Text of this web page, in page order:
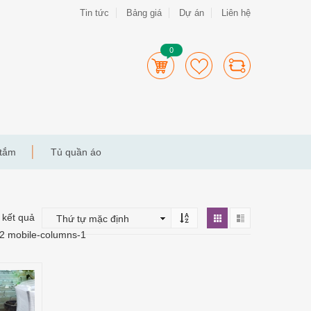
Tin tức Bảng giá Dự án Liên hệ
0
Tủ quần áo
quả
mobile-columns-1